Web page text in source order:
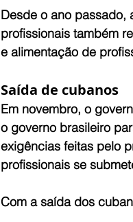
Desde o ano passado,
profissionais também
e alimentação de
Saída de cubanos
Em novembro, o
o governo brasileiro
exigências feitas pelo
profissionais se
Com a saída dos